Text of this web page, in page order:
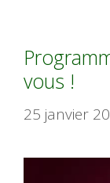
vous !
25 janvier